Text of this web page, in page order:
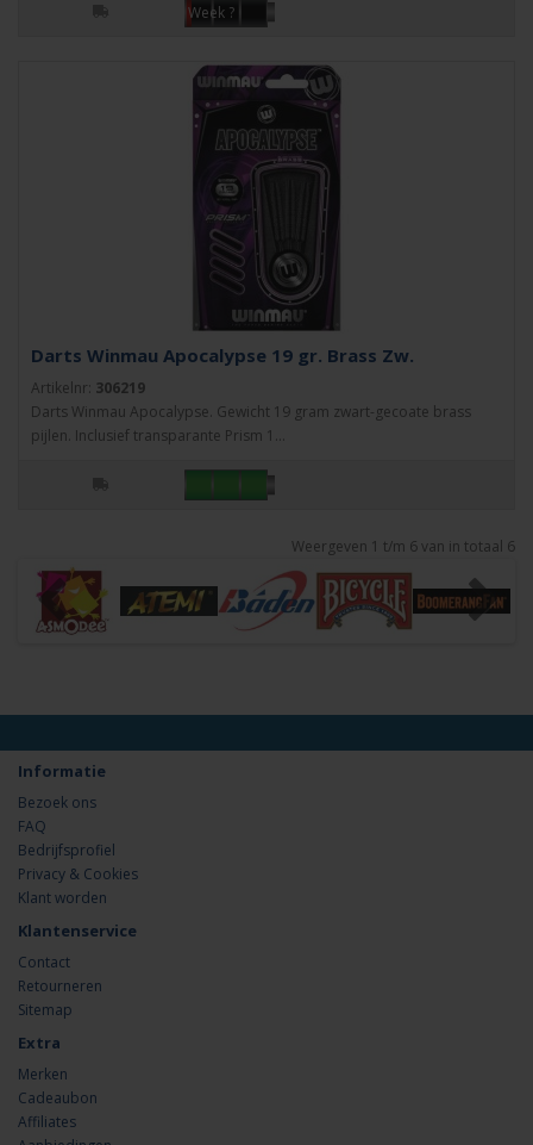
Week ?
Darts Winmau Apocalypse 19 gr. Brass Zw.
Artikelnr: 306219
Darts Winmau Apocalypse. Gewicht 19 gram zwart-gecoate brass
pijlen. Inclusief transparante Prism 1...
Weergeven 1 t/m 6 van in totaal 6
Informatie
Bezoek ons
FAQ
Bedrijfsprofiel
Privacy & Cookies
Klant worden
Klantenservice
Contact
Retourneren
Sitemap
Extra
Merken
Cadeaubon
Affiliates